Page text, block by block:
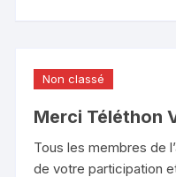
Non classé
Merci Téléthon
Tous les membres de
de votre participation